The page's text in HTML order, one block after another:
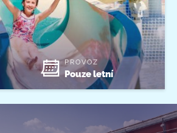
PROVOZ
Pouze letní